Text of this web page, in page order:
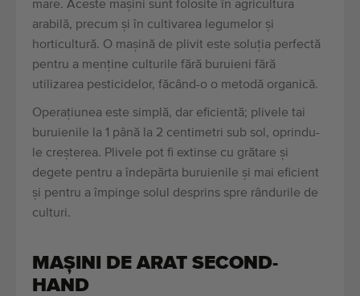
mare. Aceste mașini sunt folosite în agricultura
arabilă, precum și în cultivarea legumelor și
horticultură. O mașină de plivit este soluția perfectă
pentru a menține culturile fără buruieni fără
utilizarea pesticidelor, făcând-o o metodă organică.
Operațiunea este simplă, dar eficientă; plivele tai
buruienile la 1 până la 2 centimetri sub sol, oprindu-
le creșterea. Plivele pot fi extinse cu grătare și
degete pentru a îndepărta buruienile și mai eficient
și pentru a împinge solul desprins spre rândurile de
culturi.
MAȘINI DE ARAT SECOND-
HAND